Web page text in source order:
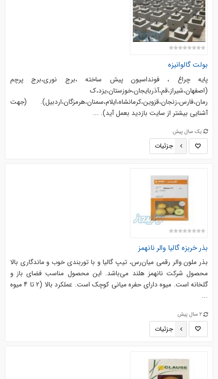
بولت گالوانیزه
پایه چراغ ، فونداسیون پیش ساخته ،برج نوری،برج پرچم
(اصفهان،شیراز،قم،آذربایجان،خوزستان،یزد،ک
رمان،فارس،زنجان،قزوین،کرمانشاه،ایلام،سمنان،هرمزگان،اردبیل). (جهت
آشنایی بیشتر از سایت بازدید بعمل آید). ...
یک سال پیش
جزئیات
بذر خربزه گالیا والر نانهمز
بذر ملون والر رقمی میان‌رس، تیپ گالیا و با توربندی خوب و ماندگاری بالا
محصول شرکت نانهمز هلند می‌باشد. این محصول مناسب فضای باز و
گلخانه است. میوه دارای حفره میانی کوچک است. عملکرد بالا (2 تا 4 میوه
...
2 سال پیش
جزئیات